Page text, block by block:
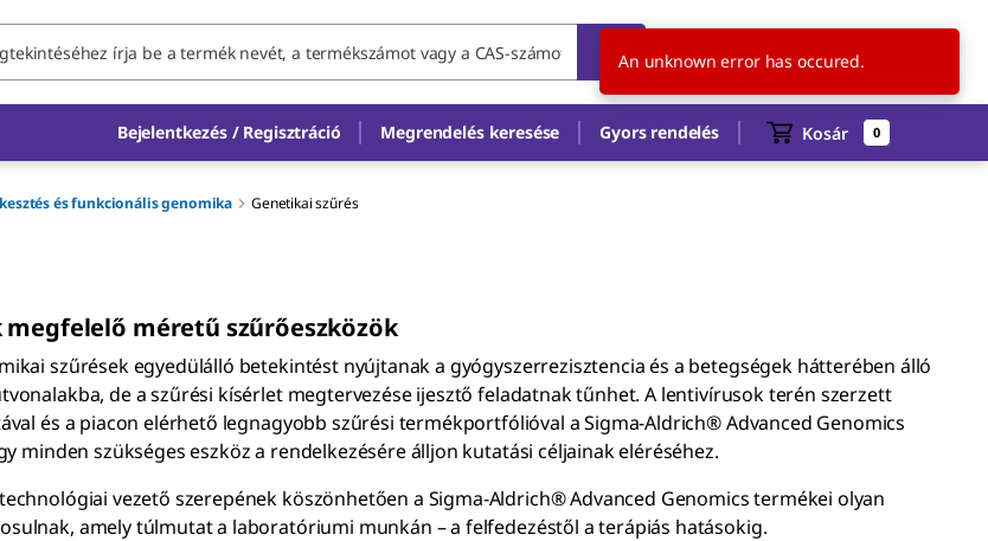
HU HU
Bejelentkezés / Regisztráció Megrendelés keresése Gyors rendelés Kosár 0
és funkcionális genomika Genetikai szűrés
megfelelő méretű szűrőeszközök
szűrések egyedülálló betekintést nyújtanak a gyógyszerrezisztencia és a betegségek hátterében álló
de a szűrési kísérlet megtervezése ijesztő feladatnak tűnhet. A lentivírusok terén szerzett
és a piacon elérhető legnagyobb szűrési termékportfólióval a Sigma-Aldrich® Advanced Genomics
minden szükséges eszköz a rendelkezésére álljon kutatási céljainak eléréséhez.
vezető szerepének köszönhetően a Sigma-Aldrich® Advanced Genomics termékei olyan
amely túlmutat a laboratóriumi munkán – a felfedezéstől a terápiás hatásokig.
An unknown error has occured.